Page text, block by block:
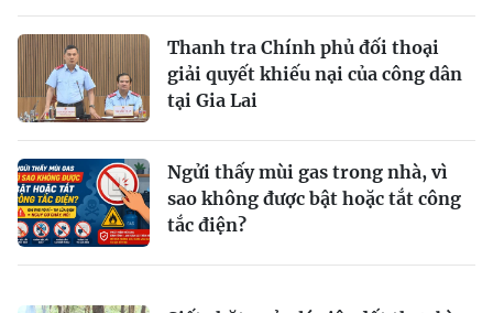
Thanh tra Chính phủ đối thoại
giải quyết khiếu nại của công dân
tại Gia Lai
Ngửi thấy mùi gas trong nhà, vì
sao không được bật hoặc tắt công
tắc điện?